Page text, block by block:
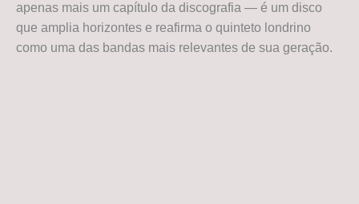
apenas mais um capítulo da discografia — é um disco
que amplia horizontes e reafirma o quinteto londrino
como uma das bandas mais relevantes de sua geração.